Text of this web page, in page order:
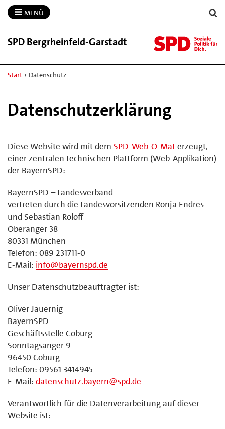
MENÜ
SPD Bergrheinfeld-​Garstadt
Start › Datenschutz
Datenschutzerklärung
Diese Website wird mit dem SPD-Web-O-Materzeugt,
einer zentralen technischen Plattform (Web-Applikation)
der BayernSPD:
BayernSPD – Landesverband
vertreten durch die Landesvorsitzenden Ronja Endres
und Sebastian Roloff
Oberanger 38
80331 München
Telefon: 089 231711-0
E-Mail: info@bayernspd.de
Unser Datenschutzbeauftragter ist:
Oliver Jauernig
BayernSPD
Geschäftsstelle Coburg
Sonntagsanger 9
96450 Coburg
Telefon: 09561 3414945
E-Mail: datenschutz.bayern@spd.de
Verantwortlich für die Datenverarbeitung auf dieser
Website ist: